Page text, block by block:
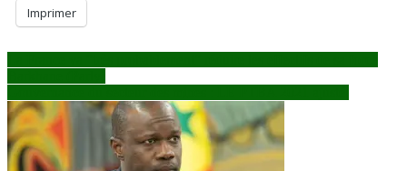
Imprimer
Navigation
de
l’article